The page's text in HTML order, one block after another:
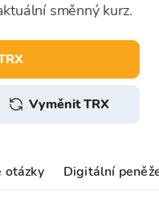
směnný kurz.
Vyměnit TRX
otázky Digitální